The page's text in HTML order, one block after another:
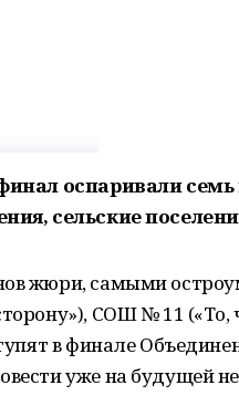
оспаривали
сельские
жюри, самыми
СОШ № 11
в финале
уже на будущей